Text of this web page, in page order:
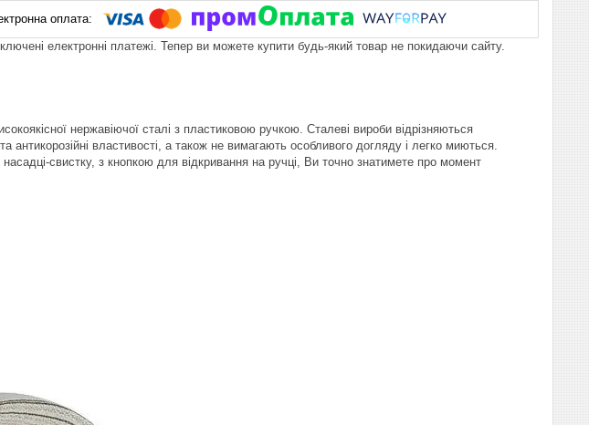
електронні платежі. Тепер ви можете купити будь-який товар не покидаючи сайту.
нержавіючої сталі з пластиковою ручкою. Сталеві вироби відрізняються
антикорозійні властивості, а також не вимагають особливого догляду і легко миються.
свистку, з кнопкою для відкривання на ручці, Ви точно знатимете про момент